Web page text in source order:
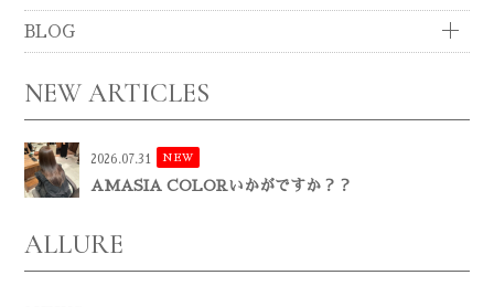
BLOG
NEW ARTICLES
2026.07.31 NEW
AMASIA COLORいかがですか？？
ALLURE